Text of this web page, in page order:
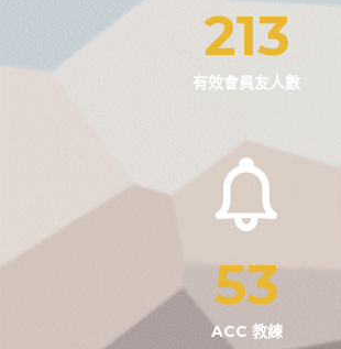
213
有效會員友人數
53
ACC 教練